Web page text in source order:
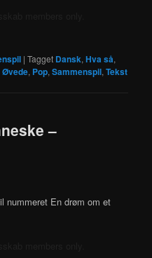
|Tagget Dansk,Hva så,
Øvede, Pop,Sammenspil,Tekst
–
nummeret En drøm om et